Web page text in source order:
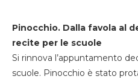
Pinocchio. Dalla favola al
recite per le scuole
Si rinnova l’appuntamento
scuole. Pinocchio è stato